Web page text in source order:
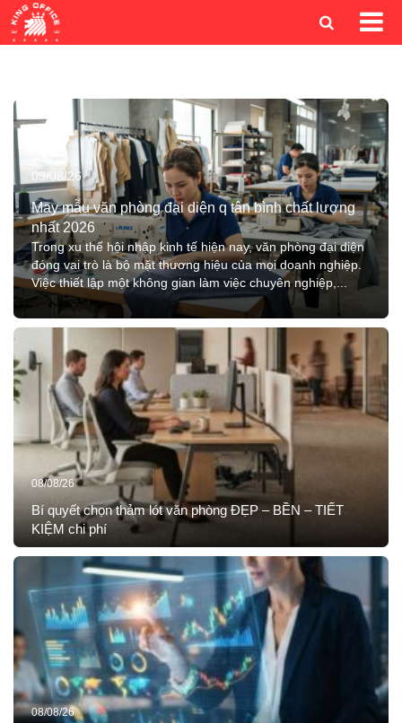
09/08/26
May mẫu văn phòng đại diện q tân bình chất lượng
nhất 2026
Trong xu thế hội nhập kinh tế hiện nay, văn phòng đại diện
đóng vai trò là bộ mặt thương hiệu của mọi doanh nghiệp.
Việc thiết lập một không gian làm việc chuyên nghiệp,...
08/08/26
Bí quyết chọn thảm lót văn phòng ĐẸP – BỀN – TIẾT
KIỆM chi phí
08/08/26